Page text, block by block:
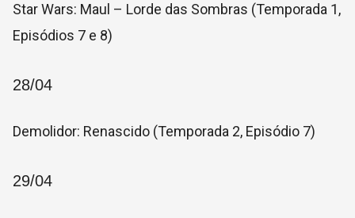
Star Wars: Maul – Lorde das Sombras (Temporada 1,
Episódios 7 e 8)
28/04
Demolidor: Renascido (Temporada 2, Episódio 7)
29/04